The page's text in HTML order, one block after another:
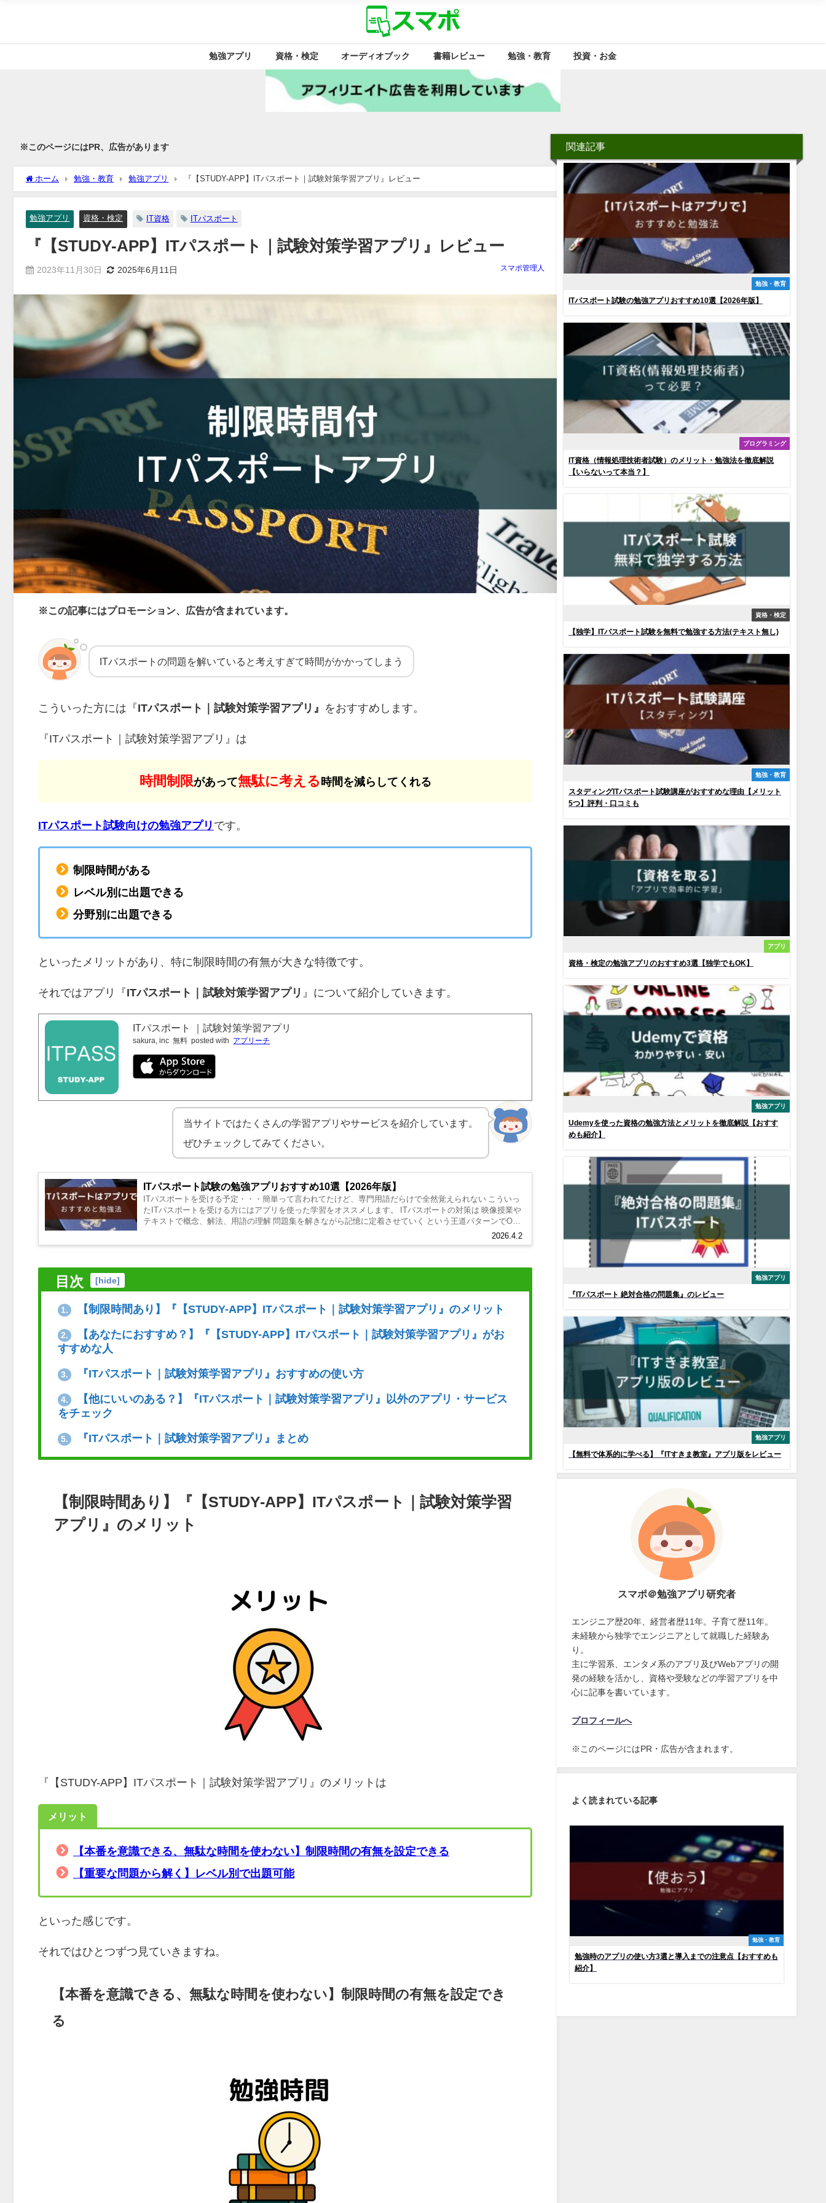
勉強アプリ 資格・検定 オーディオブック 書籍レビュー 勉強・教育 投資・お金
※このページにはPR、広告があります
ホーム 勉強・教育 勉強アプリ 『【STUDY-APP】ITパスポート｜試験対策学習アプリ』レビュー
勉強アプリ 資格・検定 IT資格 ITパスポート
『【STUDY-APP】ITパスポート｜試験対策学習アプリ』レビュー
2023年11月30日 2025年6月11日 スマポ管理人
※この記事にはプロモーション、広告が含まれています。
ITパスポートの問題を解いていると考えすぎて時間がかかってしまう
こういった方には『ITパスポート｜試験対策学習アプリ』 をおすすめします。
『ITパスポート｜試験対策学習アプリ』は
時間制限があって無駄に考える 時間を減らしてくれる
ITパスポート試験向けの勉強アプリ です。
制限時間がある
レベル別に出題できる
分野別に出題できる
といったメリットがあり、特に制限時間の有無が大きな特徴です。
それではアプリ『ITパスポート｜試験対策学習アプリ 』について紹介していきます。
ITパスポート ｜試験対策学習アプリ
sakura, inc 無料 posted with アプリーチ
当サイトではたくさんの学習アプリやサービスを紹介しています。
ぜひチェックしてみてください。
ITパスポート試験の勉強アプリおすすめ10選【2026年版】
2026.4.2
ITパスポートを受ける予定・・・簡単って言われてたけど、専門用語だらけで全然覚えられない こういっ
たITパスポートを受ける方にはアプリを使った学習をオススメします。 ITパスポートの対策は 映像授業や
テキストで概念、解法、用語の理解 問題集を解きながら記憶に定着させていく という王道パターンでOK
目次 [hide]
1. 【制限時間あり】『【STUDY-APP】ITパスポート｜試験対策学習アプリ』のメリット
2.
【あなたにおすすめ？】『【STUDY-APP】ITパスポート｜試験対策学習アプリ』がお
すすめな人
3. 『ITパスポート｜試験対策学習アプリ』おすすめの使い方
4.
【他にいいのある？】『ITパスポート｜試験対策学習アプリ』以外のアプリ・サービス
をチェック
5. 『ITパスポート｜試験対策学習アプリ』まとめ
【制限時間あり】『【STUDY-APP】ITパスポート｜試験対策学習
アプリ』のメリット
『【STUDY-APP】ITパスポート｜試験対策学習アプリ』のメリットは
メリット
【本番を意識できる、無駄な時間を使わない】制限時間の有無を設定できる
【重要な問題から解く】レベル別で出題可能
といった感じです。
それではひとつずつ見ていきますね。
【本番を意識できる、無駄な時間を使わない】制限時間の有無を設定でき
る
関連記事
勉強・教育
ITパスポート試験の勉強アプリおすすめ10選【2026年版】
プログラミング
IT資格（情報処理技術者試験）のメリット・勉強法を徹底解説
【いらないって本当？】
資格・検定
【独学】ITパスポート試験を無料で勉強する方法(テキスト無し)
勉強・教育
スタディングITパスポート試験講座がおすすめな理由【メリット
5つ】評判・口コミも
アプリ
資格・検定の勉強アプリのおすすめ3選【独学でもOK】
勉強アプリ
Udemyを使った資格の勉強方法とメリットを徹底解説【おすす
めも紹介】
勉強アプリ
『ITパスポート 絶対合格の問題集』のレビュー
勉強アプリ
【無料で体系的に学べる】『ITすきま教室』アプリ版をレビュー
スマポ＠勉強アプリ研究者
エンジニア歴20年、経営者歴11年。子育て歴11年。
未経験から独学でエンジニアとして就職した経験あ
り。
主に学習系、エンタメ系のアプリ及びWebアプリの開
発の経験を活かし、資格や受験などの学習アプリを中
心に記事を書いています。
プロフィールへ
※このページにはPR・広告が含まれます。
よく読まれている記事
勉強・教育
勉強時のアプリの使い方3選と導入までの注意点【おすすめも
紹介】